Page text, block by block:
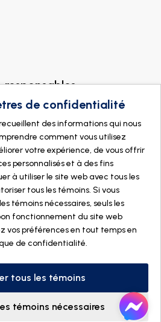
Tous droits réservés
IGM Informatique inc
de confidentialité
des informations qui nous
comment vous utilisez
votre expérience, de vous offrir
personnalisés et à des fins
à utiliser le site web avec tous les
tous les témoins. Si vous
témoins nécessaires, seuls les
fonctionnement du site web
vos préférences en tout temps en
de confidentialité.
tous les témoins
témoins nécessaires